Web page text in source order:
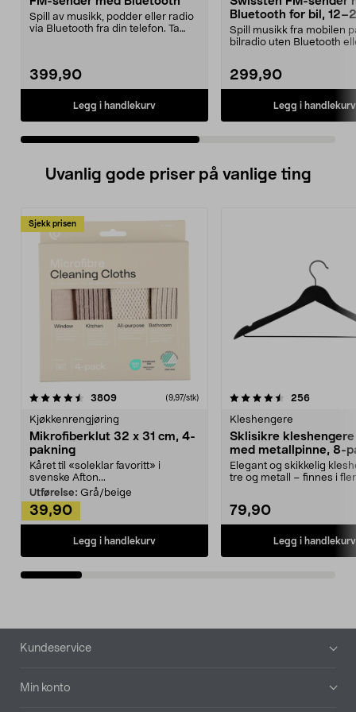
Spill av musikk, podder eller radio
via Bluetooth fra din telefon. Ta
399,90
Legg i handlekurv
Bluetooth for bil,
Spill musikk fra mobilen
bilradio uten Bluetooth
299,90
Legg i handlekurv
Uvanlig gode priser på vanlige ting
Sjekk prisen
3809anmeldelser(9,97/stk)
Kjøkkenrengjøring
Mikrofiberklut 32 x 31 cm, 4-
pakning
Kåret til «soleklar favoritt» i
svenske Afton...
Utførelse: Grå/beige
39,90
Legg i handlekurv
4.5av 5 stjerner 256
Kleshengere
Sklisikre
med metallpinne, 8-
Elegant og skikkelig
tre og metall – finnes i
79,90
Legg i handlekurv
4.5av 5 stjerner
Bunntekst
Kundeservice
Min konto